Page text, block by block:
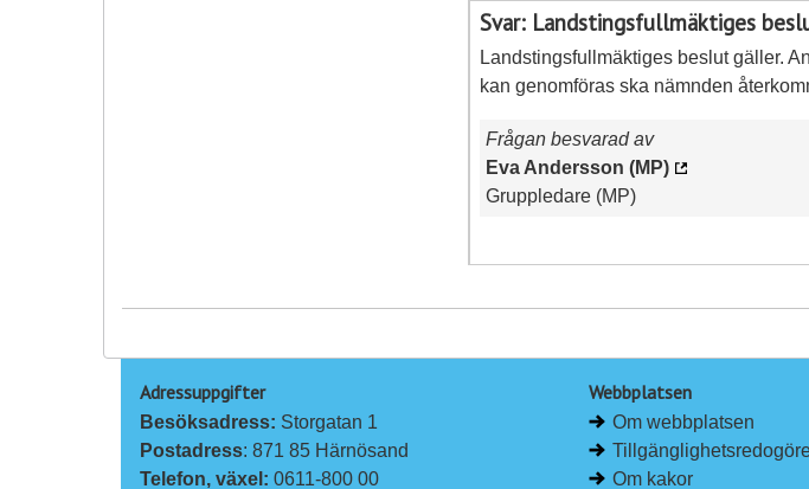
Svar: Landstingsfullmäktiges
Landstingsfullmäktiges beslut gäller.
kan genomföras ska nämnden
Frågan besvarad av
Eva Andersson (MP)
Gruppledare (MP)
Adressuppgifter
Besöksadress: Storgatan 1
Postadress: 871 85 Härnösand
Telefon, växel: 0611-800 00
Webbplatsen
Om webbplatsen
Om kakor